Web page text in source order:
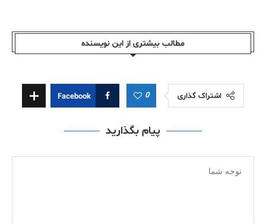
مطالب بیشتری از این نویسندە
اشتراک گذاری 0
Facebook
پیام بگذارید